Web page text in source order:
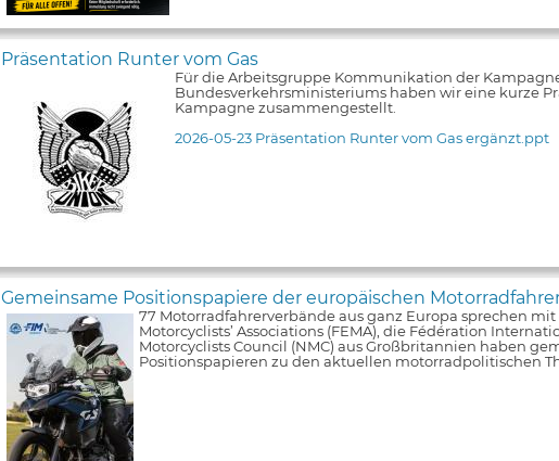
Präsentation Runter vom Gas
Für die Arbeitsgruppe Kommunikation der
Bundesverkehrsministeriums haben wir eine kurze
Kampagne zusammengestellt.
2026-05-23 Präsentation Runter vom Gas ergänzt.ppt
Gemeinsame Positionspapiere der europäischen
77 Motorradfahrerverbände aus ganz Europa sprechen
Motorcyclists’ Associations (FEMA), die Fédération
Motorcyclists Council (NMC) aus Großbritannien haben
Positionspapieren zu den aktuellen motorradpolitischen